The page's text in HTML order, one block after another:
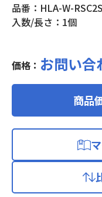
品番：HLA-W-RSC2S
入数/長さ：1個
価格： お問い合
商品